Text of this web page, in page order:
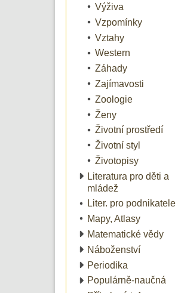
Výživa
Vzpomínky
Vztahy
Western
Záhady
Zajímavosti
Zoologie
Ženy
Životní prostředí
Životní styl
Životopisy
Literatura pro děti a
mládež
Liter. pro podnikatele
Mapy, Atlasy
Matematické vědy
Náboženství
Periodika
Populárně-naučná